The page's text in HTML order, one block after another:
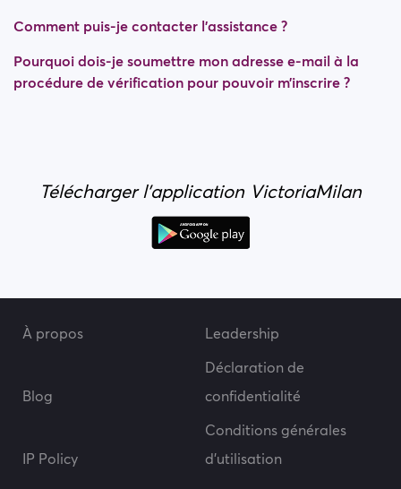
Comment puis-je contacter l’assistance ?
Pourquoi dois-je soumettre mon adresse e-mail à la
procédure de vérification pour pouvoir m’inscrire ?
Télécharger l'application VictoriaMilan
À propos Leadership
Blog
Déclaration de
confidentialité
IP Policy
Conditions générales
d’utilisation